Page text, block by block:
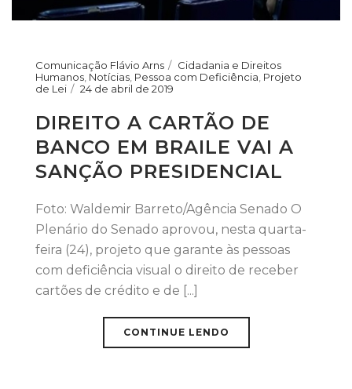
Comunicação Flávio Arns
Cidadania e Direitos
Humanos Notícias Pessoa com Deficiência Projeto
de Lei
24 de abril de 2019
DIREITO A CARTÃO DE
BANCO EM BRAILE VAI A
SANÇÃO PRESIDENCIAL
Foto: Waldemir Barreto/Agência Senado O
Plenário do Senado aprovou, nesta quarta-
feira (24), projeto que garante às pessoas
com deficiência visual o direito de receber
cartões de crédito e de [...]
CONTINUE LENDO